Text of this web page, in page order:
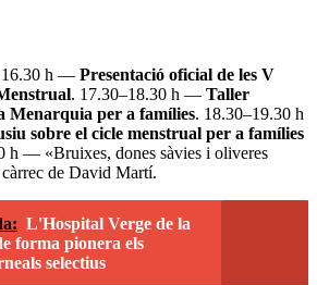
16.30 h — Presentació oficial de les V
. 17.30–18.30 h — Taller
Menarquia per a famílies. 18.30–19.30 h
sobre el cicle menstrual per a famílies
h — «Bruixes, dones sàvies i oliveres
de David Martí.
L'Hospital Verge de la
forma pionera els
selectius